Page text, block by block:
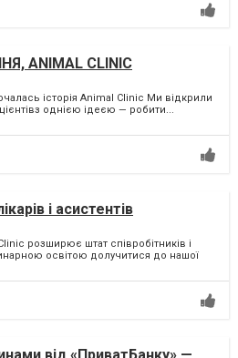
ANIMAL CLINIC
історія Animal Clinic Ми відкрили
однією ідеєю — робити...
і асистентів
розширює штат співробітників і
освітою долучитися до нашої
від «ПриватБанку» —